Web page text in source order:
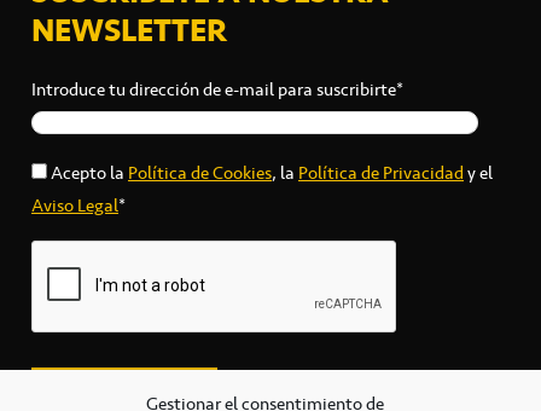
Gestionar el consentimiento de
NEWSLETTER
Introduce tu dirección de e-mail para suscribirte*
Acepto laPolítica de Cookies, laPolítica de Privacidady el
Aviso Legal*